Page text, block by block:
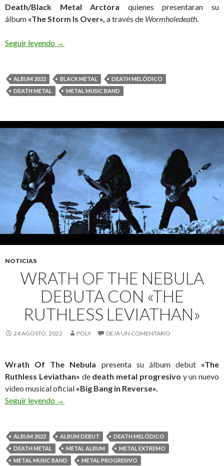
Death/Black Metal
Arctora quienes presentaran su
álbum «The Storm Is Over», a través de Wormholedeath.
Seguir leyendo Arctora a poquito de su Álbum Debut «The
→
ALBUM 2022 BLACK METAL
DEATH MELÓDICO
DEATH METAL
METAL MUSIC BAND
NOTICIAS
WRATH OF THE NEBULA
DEBUTA CON «THE
RUTHLESS LEVIATHAN»
24 AGOSTO, 2022 POLY DEJA UN COMENTARIO
Wrath Of The Nebula presenta su álbum debut «The
Ruthless Leviathan» de death metal progresivo y un nuevo
video musical oficial «Big Bang in Reverse».
Seguir leyendo Wrath Of The Nebula Debuta con «The Ruthless
→
ALBUM 2022 ALBUM DEBUT
DEATH MELÓDICO
DEATH METAL
METAL ALBUM
METAL EXTREMO
METAL MUSIC BAND
METAL PROGRESIVO